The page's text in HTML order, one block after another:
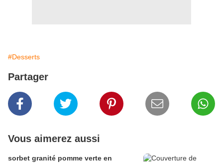
#Desserts
Partager
Vous aimerez aussi
sorbet granité pomme verte en